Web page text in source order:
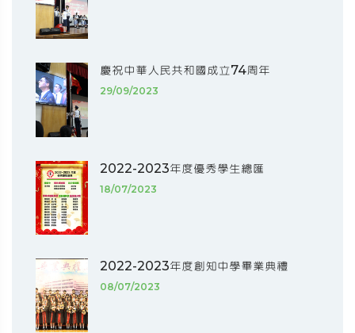
慶祝中華人民共和國成立74周年
29/09/2023
2022-2023年度優秀學生總匯
18/07/2023
2022-2023年度創知中學畢業典禮
08/07/2023